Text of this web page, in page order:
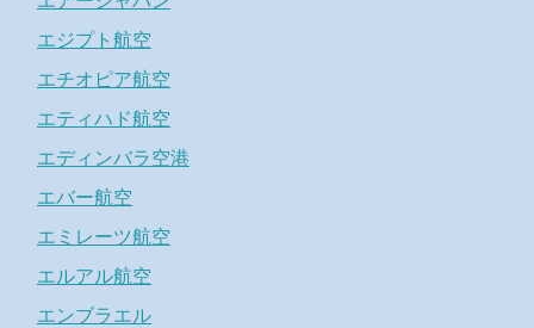
エジプト航空
エチオピア航空
エティハド航空
エディンバラ空港
エバー航空
エミレーツ航空
エルアル航空
エンブラエル